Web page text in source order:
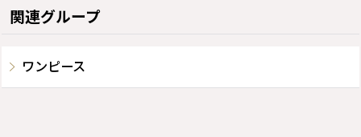
関連グループ
ワンピース